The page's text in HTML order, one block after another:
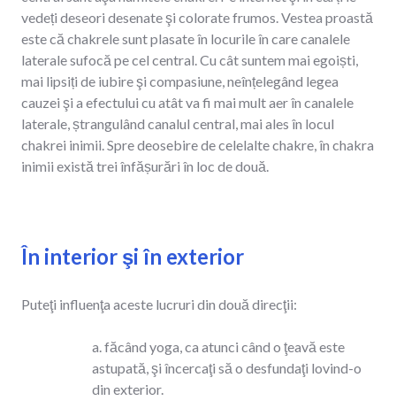
vedeți deseori desenate şi colorate frumos. Vestea proastă
este că chakrele sunt plasate în locurile în care canalele
laterale sufocă pe cel central. Cu cât suntem mai egoiști,
mai lipsiți de iubire şi compasiune, neînțelegând legea
cauzei şi a efectului cu atât va fi mai mult aer în canalele
laterale, ștrangulând canalul central, mai ales în locul
chakrei inimii. Spre deosebire de celelalte chakre, în chakra
inimii există trei înfășurări în loc de două.
În interior şi în exterior
Puteţi influenţa aceste lucruri din două direcţii:
a. făcând yoga, ca atunci când o ţeavă este
astupată, şi încercaţi să o desfundaţi lovind-o
din exterior.